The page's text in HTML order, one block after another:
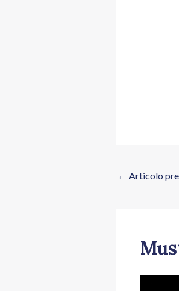
← Articolo